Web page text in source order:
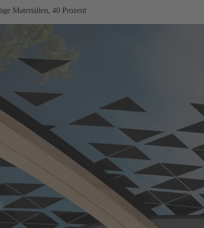
Materialien, 40 Prozent